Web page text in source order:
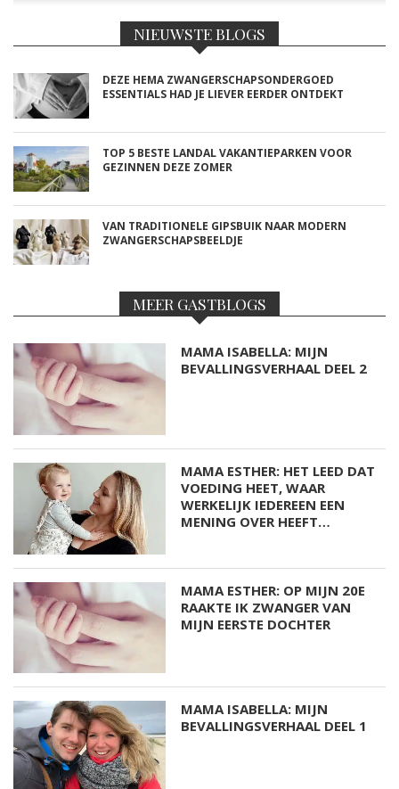
NIEUWSTE BLOGS
DEZE HEMA ZWANGERSCHAPSONDERGOED
ESSENTIALS HAD JE LIEVER EERDER ONTDEKT
TOP 5 BESTE LANDAL VAKANTIEPARKEN VOOR
GEZINNEN DEZE ZOMER
VAN TRADITIONELE GIPSBUIK NAAR MODERN
ZWANGERSCHAPSBEELDJE
MEER GASTBLOGS
MAMA ISABELLA: MIJN
BEVALLINGSVERHAAL DEEL 2
MAMA ESTHER: HET LEED DAT
VOEDING HEET, WAAR
WERKELIJK IEDEREEN EEN
MENING OVER HEEFT…
MAMA ESTHER: OP MIJN 20E
RAAKTE IK ZWANGER VAN
MIJN EERSTE DOCHTER
MAMA ISABELLA: MIJN
BEVALLINGSVERHAAL DEEL 1